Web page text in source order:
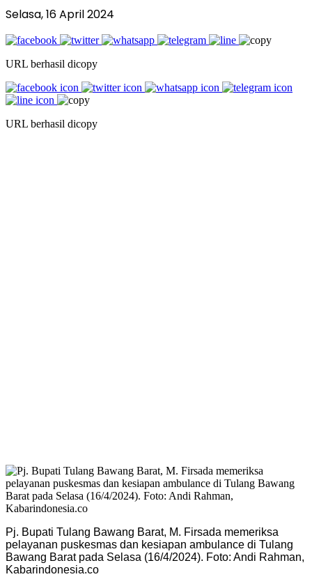
Selasa, 16 April 2024
URL berhasil dicopy
URL berhasil dicopy
Pj. Bupati Tulang Bawang Barat, M. Firsada memeriksa
pelayanan puskesmas dan kesiapan ambulance di Tulang
Bawang Barat pada Selasa (16/4/2024). Foto: Andi Rahman,
Kabarindonesia.co